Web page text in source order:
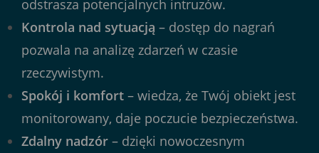
odstrasza potencjalnych intruzów.
Kontrola nad sytuacją – dostęp do nagrań
pozwala na analizę zdarzeń w czasie
rzeczywistym.
Spokój i komfort – wiedza, że Twój obiekt jest
monitorowany, daje poczucie bezpieczeństwa.
Zdalny nadzór – dzięki nowoczesnym